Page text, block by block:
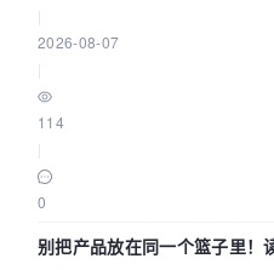
2026-08-07
114
0
别把产品放在同一个篮子里！